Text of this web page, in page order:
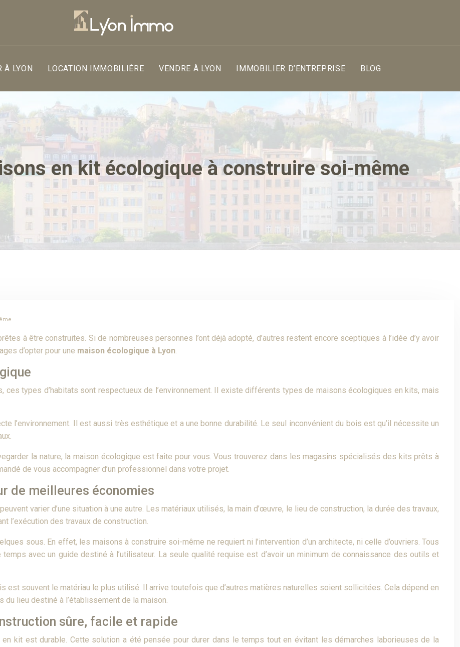
À LYON LOCATION IMMOBILIÈRE VENDRE À LYON IMMOBILIER D’ENTREPRISE BLOG
en kit écologique à construire soi-même
à être construites. Si de nombreuses personnes l’ont déjà adopté, d’autres restent encore sceptiques à l’idée d’y avoir
d’opter pour une maison écologique à Lyon.
ces types d’habitats sont respectueux de l’environnement. Il existe différents types de maisons écologiques en kits, mais
l’environnement. Il est aussi très esthétique et a une bonne durabilité. Le seul inconvénient du bois est qu’il nécessite un
la nature, la maison écologique est faite pour vous. Vous trouverez dans les magasins spécialisés des kits prêts à
de vous accompagner d’un professionnel dans votre projet.
de meilleures économies
varier d’une situation à une autre. Les matériaux utilisés, la main d’œuvre, le lieu de construction, la durée des travaux,
l’exécution des travaux de construction.
sous. En effet, les maisons à construire soi-même ne requiert ni l’intervention d’un architecte, ni celle d’ouvriers. Tous
avec un guide destiné à l’utilisateur. La seule qualité requise est d’avoir un minimum de connaissance des outils et
est souvent le matériau le plus utilisé. Il arrive toutefois que d’autres matières naturelles soient sollicitées. Cela dépend en
lieu destiné à l’établissement de la maison.
sûre, facile et rapide
en kit est durable. Cette solution a été pensée pour durer dans le temps tout en évitant les démarches laborieuses de la